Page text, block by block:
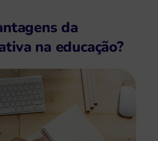
da
na educação?